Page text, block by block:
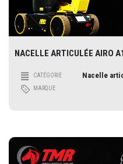
NACELLE ARTICULÉE AIRO
CATÉGORIE Nacelle
MARQUE